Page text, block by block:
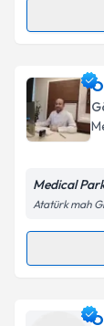
Op.
takvim
Medical
Atatürk mah
Op.